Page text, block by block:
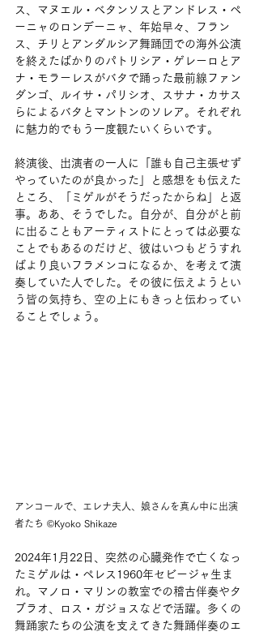
ス、マヌエル・ベタンソスとアンドレス・ペ
ーニャのロンデーニャ、年始早々、フラン
ス、チリとアンダルシア舞踊団での海外公演
を終えたばかりのパトリシア・ゲレーロとア
ナ・モラーレスがバタで踊った最前線ファン
ダンゴ、ルイサ・パリシオ、スサナ・カサス
らによるバタとマントンのソレア。それぞれ
に魅力的でもう一度観たいくらいです。
終演後、出演者の一人に「誰も自己主張せず
やっていたのが良かった」と感想をも伝えた
ところ、「ミゲルがそうだったからね」と返
事。ああ、そうでした。自分が、自分がと前
に出ることもアーティストにとっては必要な
ことでもあるのだけど、彼はいつもどうすれ
ばより良いフラメンコになるか、を考えて演
奏していた人でした。その彼に伝えようとい
う皆の気持ち、空の上にもきっと伝わってい
ることでしょう。
アンコールで、エレナ夫人、娘さんを真ん中に出演
者たち ©︎Kyoko Shikaze
2024年1月22日、突然の心臓発作で亡くなっ
たミゲルは・ペレス1960年セビージャ生ま
れ。マノロ・マリンの教室での稽古伴奏やタ
ブラオ、ロス・ガジョスなどで活躍。多くの
舞踊家たちの公演を支えてきた舞踊伴奏のエ